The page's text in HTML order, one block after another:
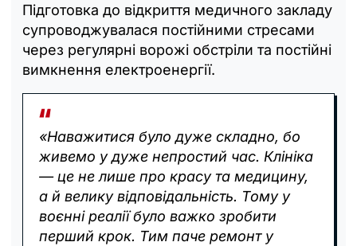
Підготовка до відкриття медичного закладу
супроводжувалася постійними стресами
через регулярні ворожі обстріли та постійні
вимкнення електроенергії.
«Наважитися було дуже складно, бо
живемо у дуже непростий час. Клініка
— це не лише про красу та медицину,
а й велику відповідальність. Тому у
воєнні реалії було важко зробити
перший крок. Тим паче ремонт у